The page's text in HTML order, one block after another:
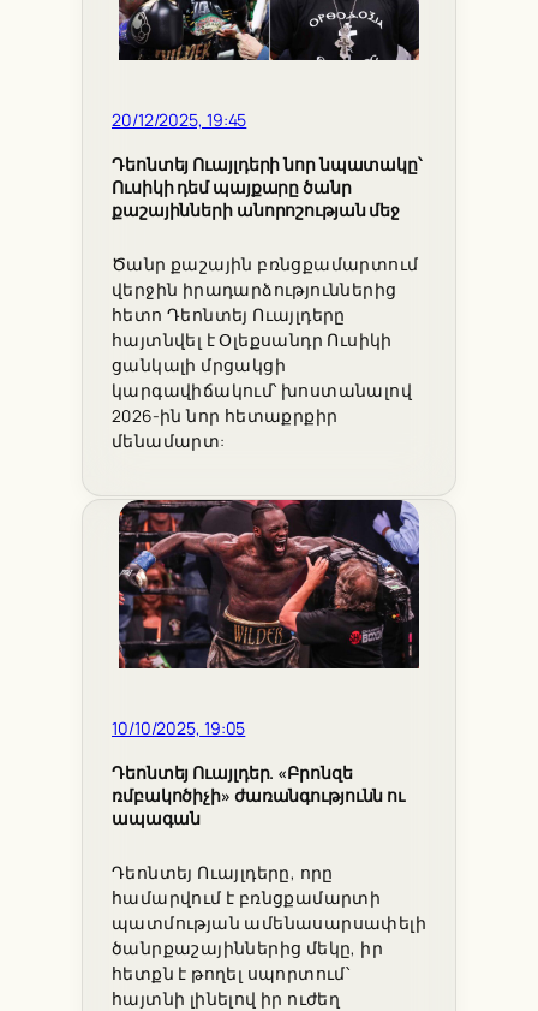
20/12/2025, 19:45
Դեոնտեյ Ուայլդերի նոր նպատակը՝
Ուսիկի դեմ պայքարը ծանր
քաշայինների անորոշության մեջ
Ծանր քաշային բռնցքամարտում
վերջին իրադարձություններից
հետո Դեոնտեյ Ուայլդերը
հայտնվել է Օլեքսանդր Ուսիկի
ցանկալի մրցակցի
կարգավիճակում՝ խոստանալով
2026-ին նոր հետաքրքիր
մենամարտ:
10/10/2025, 19:05
Դեոնտեյ Ուայլդեր. «Բրոնզե
ռմբակոծիչի» ժառանգությունն ու
ապագան
Դեոնտեյ Ուայլդերը, որը
համարվում է բռնցքամարտի
պատմության ամենասարսափելի
ծանրքաշայիններից մեկը, իր
հետքն է թողել սպորտում՝
հայտնի լինելով իր ուժեղ